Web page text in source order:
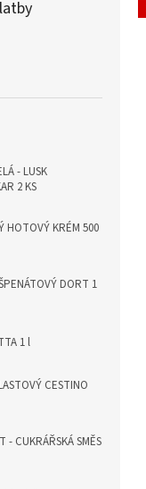
- LUSK
2 KS
HOTOVÝ KRÉM 500
DORT 1
1 l
CESTINO
- CUKRÁŘSKÁ SMĚS